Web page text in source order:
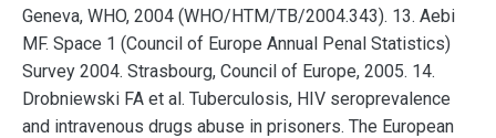
Geneva, WHO, 2004 (WHO/HTM/TB/2004.343). 13. Aebi
MF. Space 1 (Council of Europe Annual Penal Statistics)
Survey 2004. Strasbourg, Council of Europe, 2005. 14.
Drobniewski FA et al. Tuberculosis, HIV seroprevalence
and intravenous drugs abuse in prisoners. The European